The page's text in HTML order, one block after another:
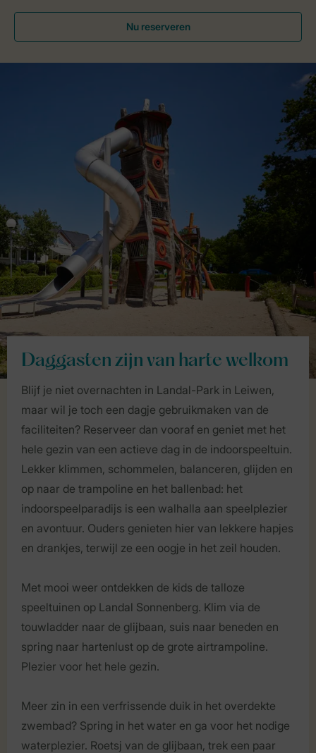
Nu reserveren
Daggasten zijn van harte welkom
Blijf je niet overnachten in Landal-Park in Leiwen,
maar wil je toch een dagje gebruikmaken van de
faciliteiten? Reserveer dan vooraf en geniet met het
hele gezin van een actieve dag in de indoorspeeltuin.
Lekker klimmen, schommelen, balanceren, glijden en
op naar de trampoline en het ballenbad: het
indoorspeelparadijs is een walhalla aan speelplezier
en avontuur. Ouders genieten hier van lekkere hapjes
en drankjes, terwijl ze een oogje in het zeil houden.
Met mooi weer ontdekken de kids de talloze
speeltuinen op Landal Sonnenberg. Klim via de
touwladder naar de glijbaan, suis naar beneden en
spring naar hartenlust op de grote airtrampoline.
Plezier voor het hele gezin.
Meer zin in een verfrissende duik in het overdekte
zwembad? Spring in het water en ga voor het nodige
waterplezier. Roetsj van de glijbaan, trek een paar